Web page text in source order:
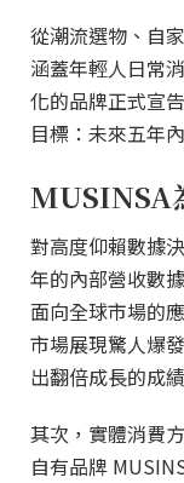
從潮流選物、自
涵蓋年輕人日常
化的品牌正式宣
目標：未來五年
MUSINSA
對高度仰賴數據
年的內部營收數
面向全球市場的
市場展現驚人爆
出翻倍成長的成
其次，實體消費
自有品牌